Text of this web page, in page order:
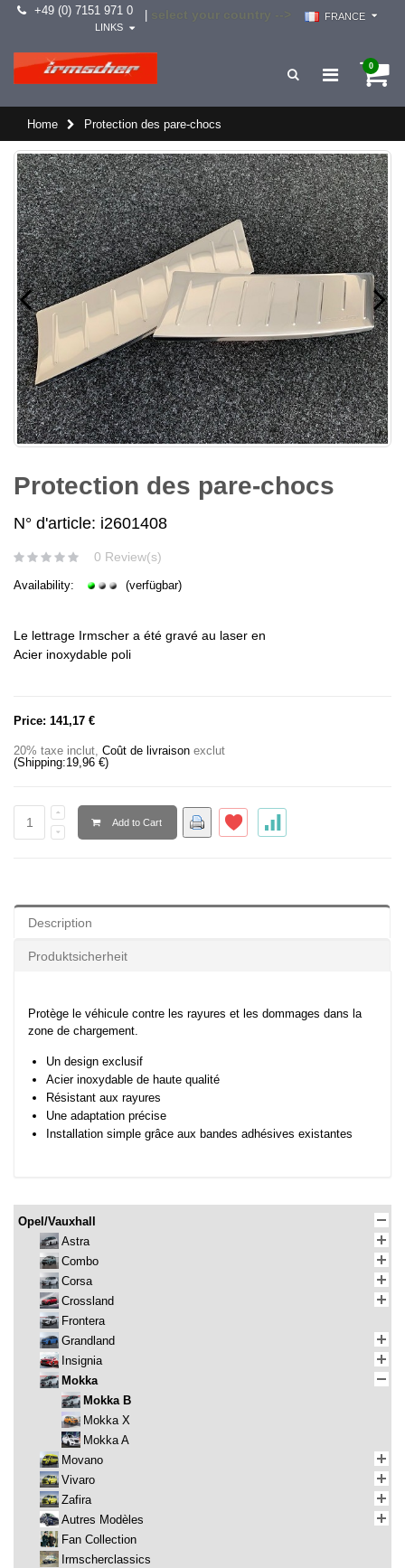
+49 (0) 7151 971 0
FRANCE
LINKS
0
Home Protection des pare-chocs
Protection des pare-chocs
N° d'article: i2601408
0 Review(s)
Availability: (verfügbar)
Le lettrage Irmscher a été gravé au laser en
Acier inoxydable poli
Price: 141,17 €
20% taxe inclut, Coût de livraison exclut
(Shipping:19,96 €)
Add to Cart
Description
Produktsicherheit
Protège le véhicule contre les rayures et les dommages dans la
zone de chargement.
Un design exclusif
Acier inoxydable de haute qualité
Résistant aux rayures
Une adaptation précise
Installation simple grâce aux bandes adhésives existantes
Opel/Vauxhall
Astra
Combo
Corsa
Crossland
Frontera
Grandland
Insignia
Mokka
Mokka B
Mokka X
Mokka A
Movano
Vivaro
Zafira
Autres Modèles
Fan Collection
Irmscherclassics